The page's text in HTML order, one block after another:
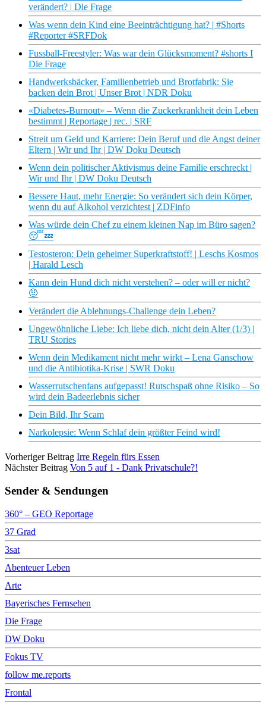
verändert? | Die Frage
Was wenn dein Kind eine Beeinträchtigung hat? | #Shorts
#Reporter #SRFDok
Fussball-Freestyler: Was war dein Glücksmoment? #shorts I
Die Frage
Handwerksbäcker, Familienbetrieb und Brotfabrik: Sie
backen dein Brot | Unser Brot | NDR Doku
«Diabetes-Burnout» – Wenn die Zuckerkrankheit dein Leben
bestimmt | Reportage | rec. | SRF
Streit um Geld und Karriere: Dein Beruf und die Angst deiner
Eltern | Wir und Ihr | DW Doku Deutsch
Wenn dein politischer Aktivismus deine Familie erschreckt |
Wir und Ihr | DW Doku Deutsch
Bessere Haut, mehr Energie: So verändert sich dein Körper,
wenn du auf Alkohol verzichtest | ZDFinfo
Was würde dein Chef zu einem kleinen Nap im Büro sagen?
😴💤
Testosteron: Dein geheimer Superkraftstoff! | Leschs Kosmos
| Harald Lesch
Kann dein Hund dich nicht verstehen? – oder will er nicht?
🤨
Verändert die Ablehnungs-Challenge dein Leben?
Ungewöhnliche Liebe: Ich liebe dich, nicht dein Alter (1/3) |
TRU Stories
Wenn dein Medikament nicht mehr wirkt – Lena Ganschow
und die Antibiotika-Krise | SWR Doku
Wasserrutschenfans aufgepasst! Rutschspaß ohne Risiko – So
wird dein Badeerlebnis sicher
Dein Bild, Ihr Scam
Narkolepsie: Wenn Schlaf dein größter Feind wird!
Vorheriger Beitrag Irre Regeln fürs Essen
Nächster Beitrag Von 5 auf 1 - Dank Privatschule?!
Sender & Sendungen
360° – GEO Reportage
37 Grad
3sat
Abenteuer Leben
Arte
Bayerisches Fernsehen
Die Frage
DW Doku
Fokus TV
follow me.reports
Frontal